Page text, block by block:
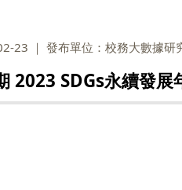
23 發布單位：校務大數據研
2023 SDGs永續發展